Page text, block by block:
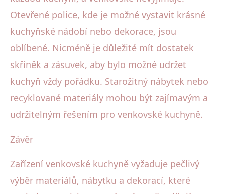
Otevřené police, kde je možné vystavit krásné
kuchyňské nádobí nebo dekorace, jsou
oblíbené. Nicméně je důležité mít dostatek
skříněk a zásuvek, aby bylo možné udržet
kuchyň vždy pořádku. Starožitný nábytek nebo
recyklované materiály mohou být zajímavým a
udržitelným řešením pro venkovské kuchyně.
Závěr
Zařízení venkovské kuchyně vyžaduje pečlivý
výběr materiálů, nábytku a dekorací, které